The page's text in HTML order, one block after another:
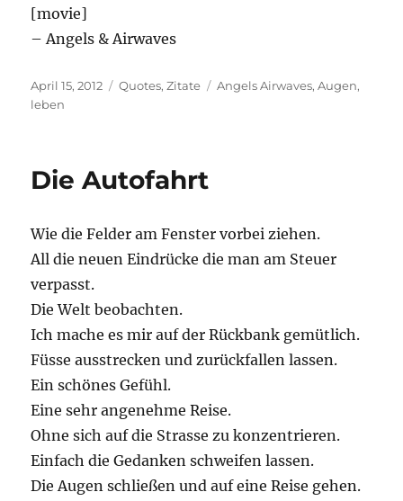
[movie]
– Angels & Airwaves
Posted
on
April 15, 2012 Categories
Quotes,Zitate Tags
Angels Airwaves,Augen,
leben
Die Autofahrt
Wie die Felder am Fenster vorbei ziehen.
All die neuen Eindrücke die man am Steuer
verpasst.
Die Welt beobachten.
Ich mache es mir auf der Rückbank gemütlich.
Füsse ausstrecken und zurückfallen lassen.
Ein schönes Gefühl.
Eine sehr angenehme Reise.
Ohne sich auf die Strasse zu konzentrieren.
Einfach die Gedanken schweifen lassen.
Die Augen schließen und auf eine Reise gehen.